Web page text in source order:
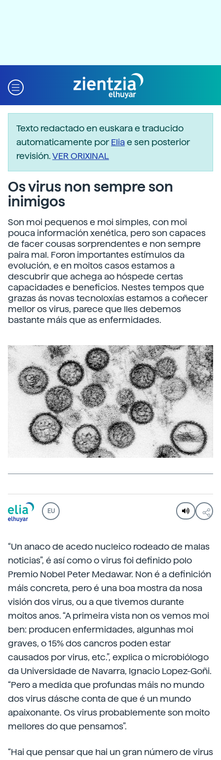
Texto redactado en euskara e traducido
automaticamente porEliae sen posterior
revisión.VER ORIXINAL
Os virus non sempre son
inimigos
Son moi pequenos e moi simples, con moi
pouca información xenética, pero son capaces
de facer cousas sorprendentes e non sempre
paira mal. Foron importantes estímulos da
evolución, e en moitos casos estamos a
descubrir que achega ao hóspede certas
capacidades e beneficios. Nestes tempos que
grazas ás novas tecnoloxías estamos a coñecer
mellor os virus, parece que lles debemos
bastante máis que as enfermidades.
EU
“Un anaco de acedo nucleico rodeado de malas
noticias”, é así como o virus foi definido polo
Premio Nobel Peter Medawar. Non é a definición
máis concreta, pero é una boa mostra da nosa
visión dos virus, ou a que tivemos durante
moitos anos. “A primeira vista non os vemos moi
ben: producen enfermidades, algunhas moi
graves, o 15% dos cancros poden estar
causados por virus, etc.”, explica o microbiólogo
da Universidade de Navarra, Ignacio Lopez-Goñi.
“Pero a medida que profundas máis no mundo
dos virus dásche conta de que é un mundo
apaixonante. Os virus probablemente son moito
mellores do que pensamos”.
“Hai que pensar que hai un gran número de virus